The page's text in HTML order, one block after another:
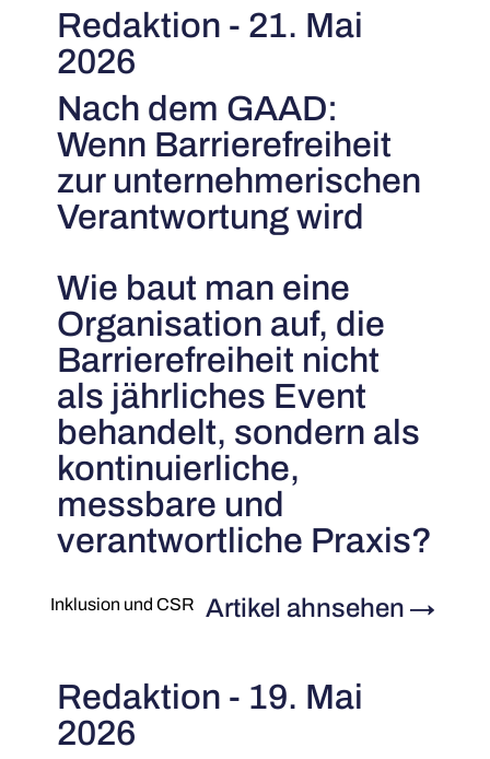
Redaktion - 21. Mai
2026
Nach dem GAAD:
Wenn Barrierefreiheit
zur unternehmerischen
Verantwortung wird
Wie baut man eine
Organisation auf, die
Barrierefreiheit nicht
als jährliches Event
behandelt, sondern als
kontinuierliche,
messbare und
verantwortliche Praxis?
Inklusion und CSR Artikel ahnsehen →
Redaktion - 19. Mai
2026